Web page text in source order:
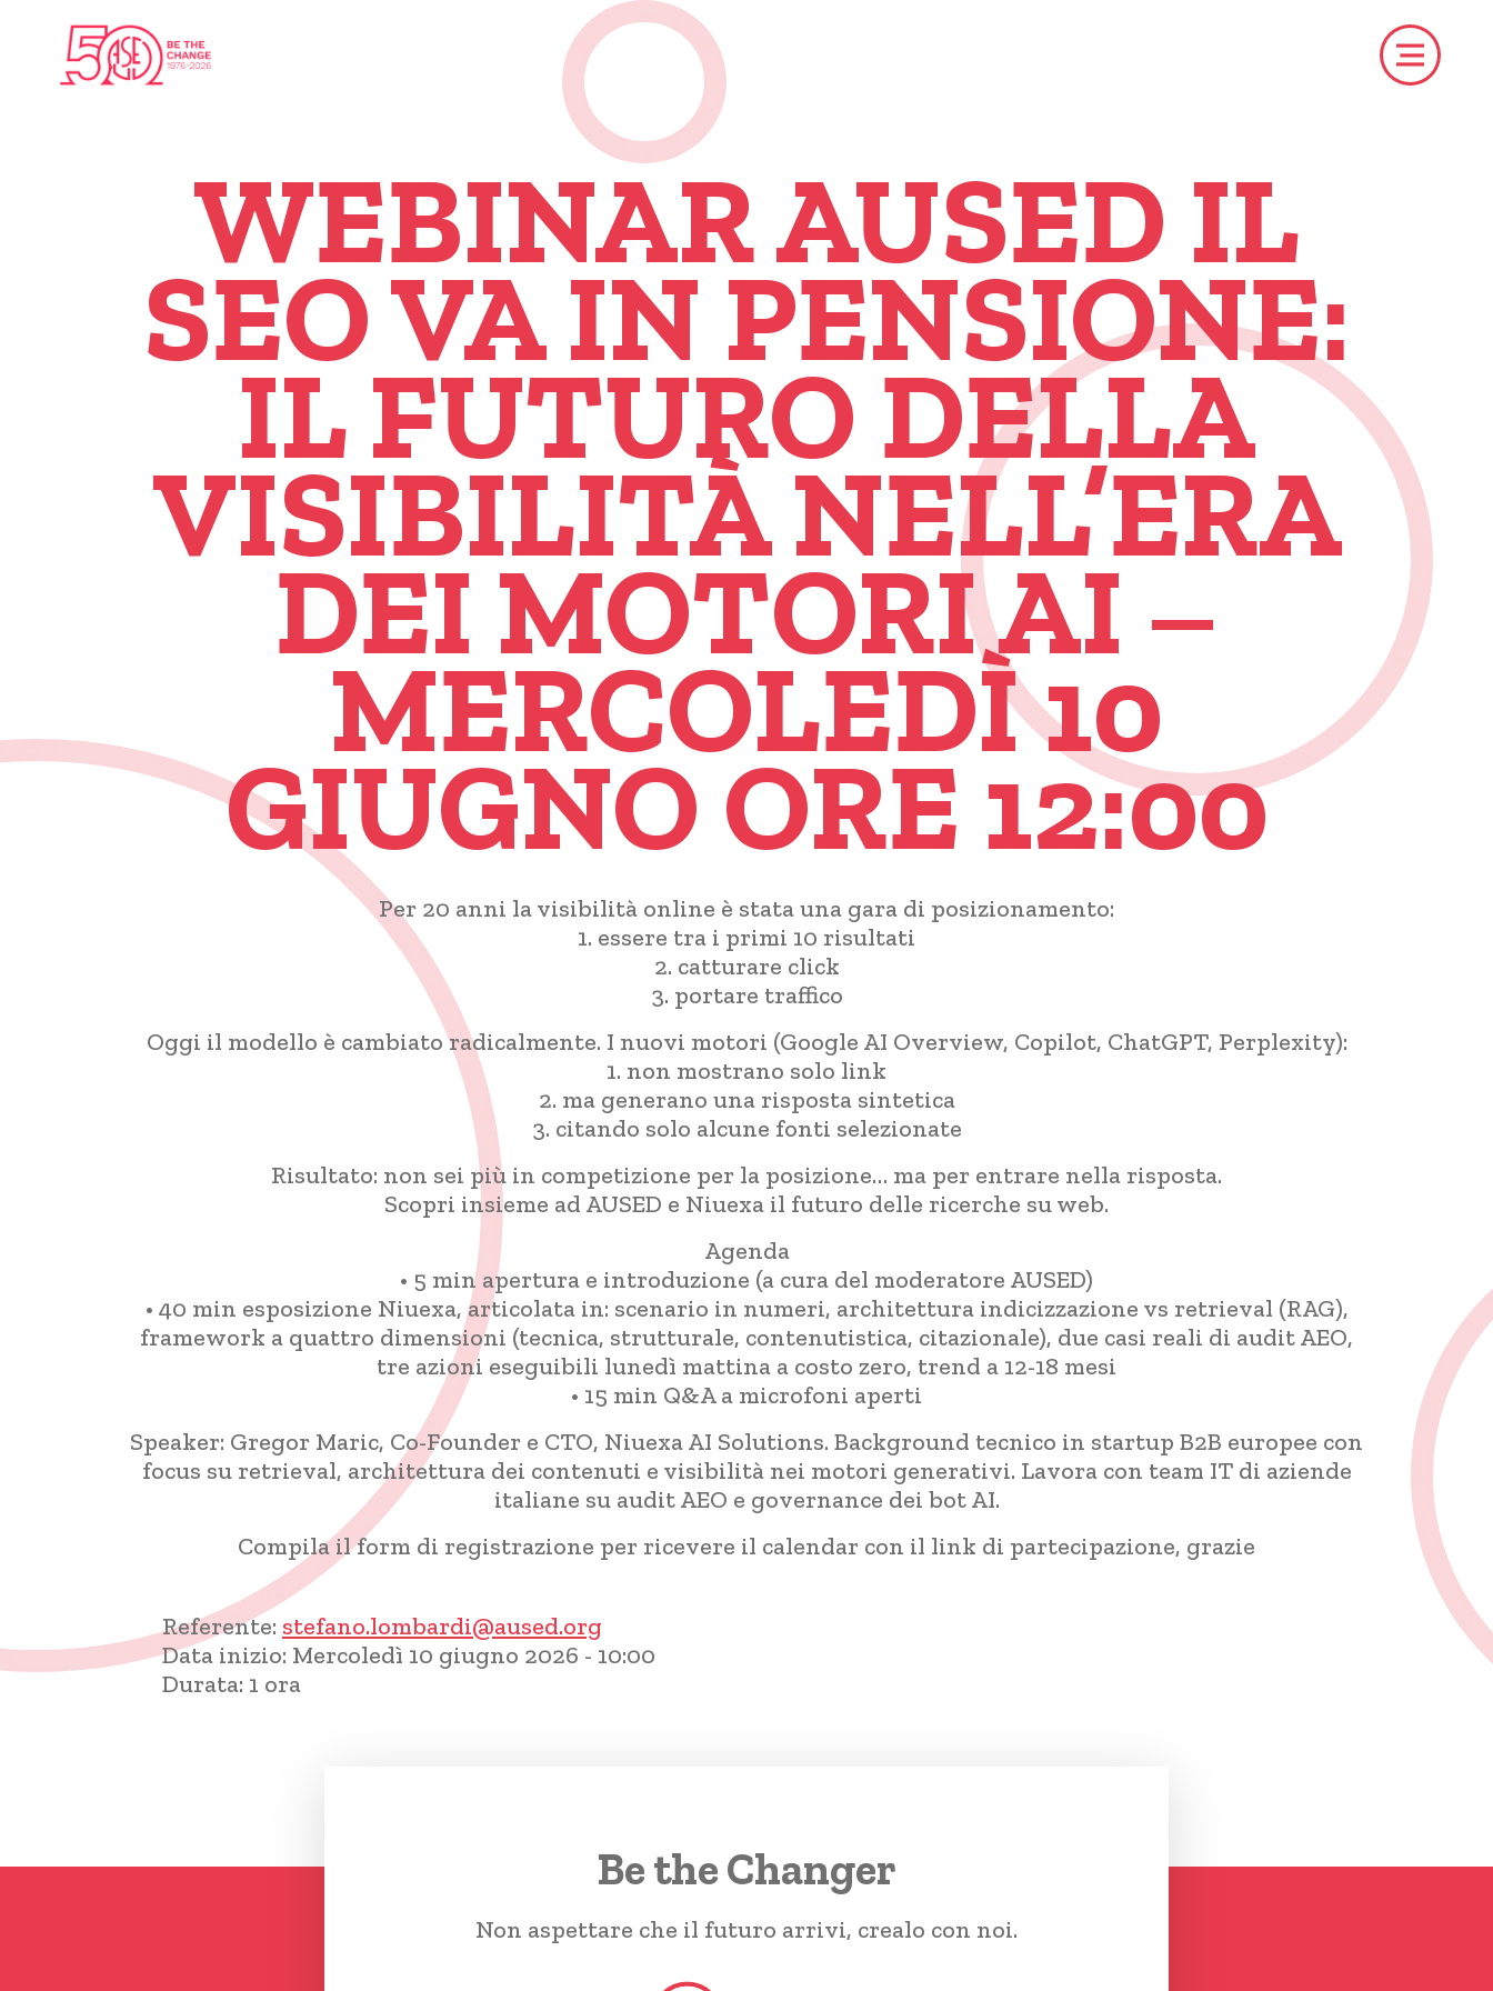
WEBINAR AUSED IL
SEO VA IN PENSIONE:
IL FUTURO DELLA
VISIBILITÀ NELL’ERA
DEI MOTORI AI –
MERCOLEDÌ 10
GIUGNO ORE 12:00
Per 20 anni la visibilità online è stata una gara di posizionamento:
1. essere tra i primi 10 risultati
2. catturare click
3. portare traffico
Oggi il modello è cambiato radicalmente. I nuovi motori (Google AI Overview, Copilot, ChatGPT, Perplexity):
1. non mostrano solo link
2. ma generano una risposta sintetica
3. citando solo alcune fonti selezionate
Risultato: non sei più in competizione per la posizione… ma per entrare nella risposta.
Scopri insieme ad AUSED e Niuexa il futuro delle ricerche su web.
Agenda
• 5 min apertura e introduzione (a cura del moderatore AUSED)
• 40 min esposizione Niuexa, articolata in: scenario in numeri, architettura indicizzazione vs retrieval (RAG),
framework a quattro dimensioni (tecnica, strutturale, contenutistica, citazionale), due casi reali di audit AEO,
tre azioni eseguibili lunedì mattina a costo zero, trend a 12-18 mesi
• 15 min Q&A a microfoni aperti
Speaker: Gregor Maric, Co-Founder e CTO, Niuexa AI Solutions. Background tecnico in startup B2B europee con
focus su retrieval, architettura dei contenuti e visibilità nei motori generativi. Lavora con team IT di aziende
italiane su audit AEO e governance dei bot AI.
Compila il form di registrazione per ricevere il calendar con il link di partecipazione, grazie
Referente: stefano.lombardi@aused.org
Data inizio: Mercoledì 10 giugno 2026 - 10:00
Durata: 1 ora
Be the Changer
Non aspettare che il futuro arrivi, crealo con noi.